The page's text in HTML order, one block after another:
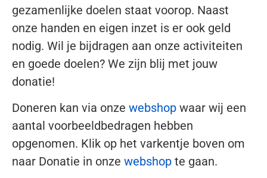
gezamenlijke doelen staat voorop. Naast
onze handen en eigen inzet is er ook geld
nodig. Wil je bijdragen aan onze activiteiten
en goede doelen? We zijn blij met jouw
donatie!
Doneren kan via onze webshop waar wij een
aantal voorbeeldbedragen hebben
opgenomen. Klik op het varkentje boven om
naar Donatie in onze webshop te gaan.